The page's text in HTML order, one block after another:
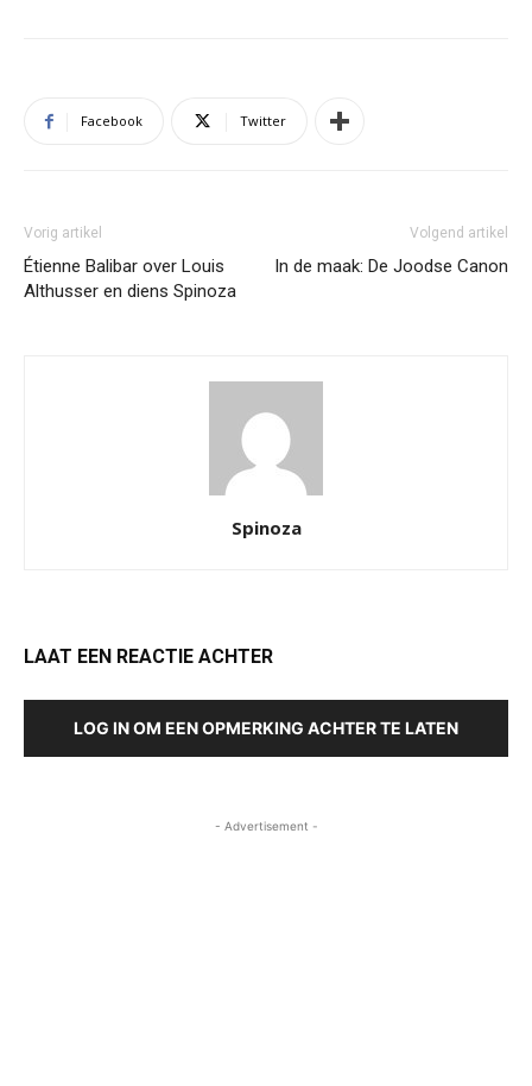
Facebook Twitter
Vorig artikel
Étienne Balibar over Louis
Althusser en diens Spinoza
Volgend artikel
In de maak: De Joodse Canon
Spinoza
LAAT EEN REACTIE ACHTER
LOG IN OM EEN OPMERKING ACHTER TE LATEN
- Advertisement -